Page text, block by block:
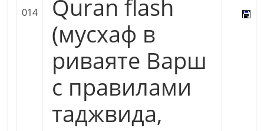
014
Quran flash
(мусхаф в
риваяте Варш
с правилами
таджвида,